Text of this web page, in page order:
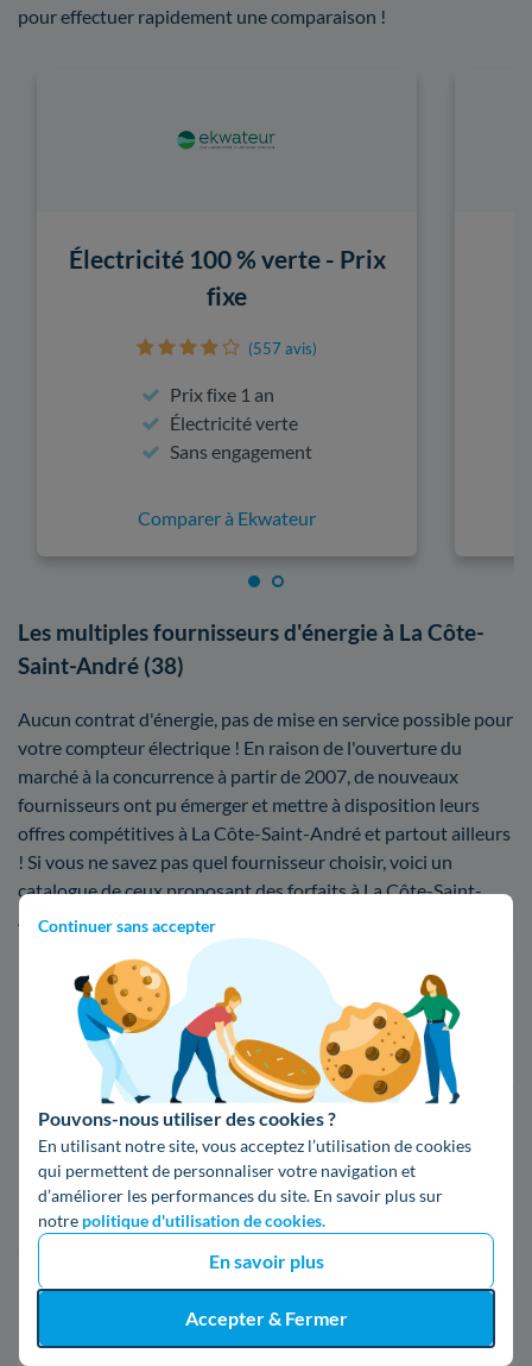
Continuer sans accepter
Pouvons-nous utiliser des cookies ?
En utilisant notre site, vous acceptez l’utilisation de cookies
qui permettent de personnaliser votre navigation et
d’améliorer les performances du site. En savoir plus sur
notre politique d'utilisation de cookies.
En savoir plus
Accepter & Fermer
pour effectuer rapidement une comparaison !
Électricité 100 % verte - Prix
fixe
(557 avis)
Prix fixe 1 an
Électricité verte
Sans engagement
Comparer à Ekwateur
Les multiples fournisseurs d'énergie à La Côte-
Saint-André (38)
Aucun contrat d'énergie, pas de mise en service possible pour
votre compteur électrique ! En raison de l'ouverture du
marché à la concurrence à partir de 2007, de nouveaux
fournisseurs ont pu émerger et mettre à disposition leurs
offres compétitives à La Côte-Saint-André et partout ailleurs
! Si vous ne savez pas quel fournisseur choisir, voici un
catalogue de ceux proposant des forfaits à La Côte-Saint-
André
Fournisseur Prix du kWh*
16,34 c€/kWh
16,400000000000002 c€/kWh
17,83 c€/kWh
*Prix TTC pour un forfait base d’une puissance de 6 kVA
Infos / souscriptions
(appel non surtaxé)